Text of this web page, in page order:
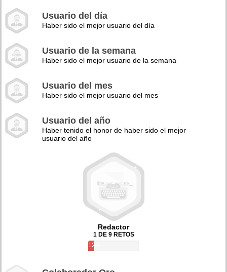
Usuario del día
Haber sido el mejor usuario del día
Usuario de la semana
Haber sido el mejor usuario de la semana
Usuario del mes
Haber sido el mejor usuario del mes
Usuario del año
Haber tenido el honor de haber sido el mejor
usuario del año
Redactor
1 DE 9 RETOS
12%